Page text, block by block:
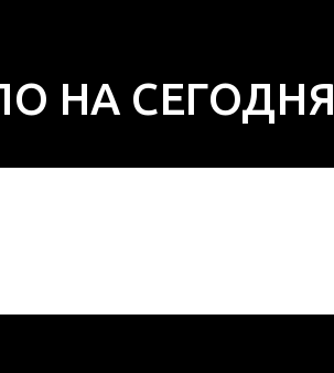
НА СЕГОДНЯ